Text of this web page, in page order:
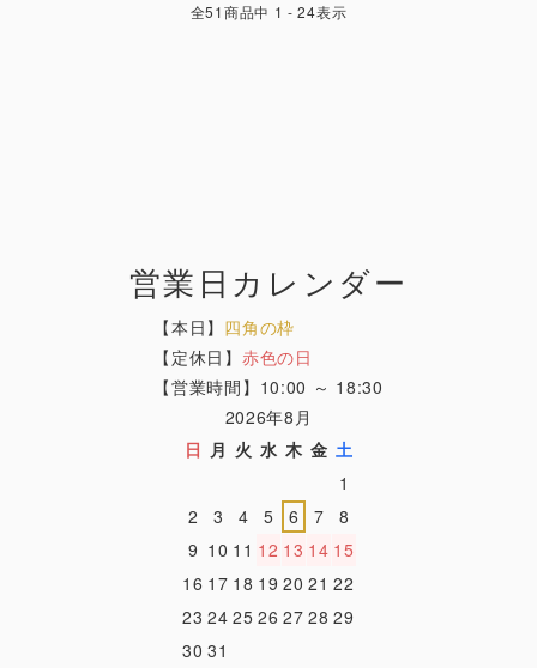
全51商品中 1 - 24表示
営業日カレンダー
【本日】 四角の枠
【定休日】 赤色の日
【営業時間】10:00 ～ 18:30
2026年8月
日 月 火 水 木 金 土
1
2
3 4 5 6 7
8
9 10 11 12 13 14 15
16 17 18 19 20 21 22
23 24 25 26 27 28 29
30 31